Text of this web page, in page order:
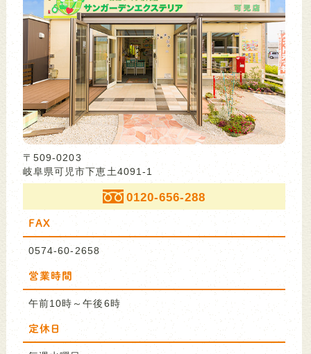
〒509-0203
岐阜県可児市下恵土4091-1
0120-656-288
FAX
0574-60-2658
営業時間
午前10時～午後6時
定休日